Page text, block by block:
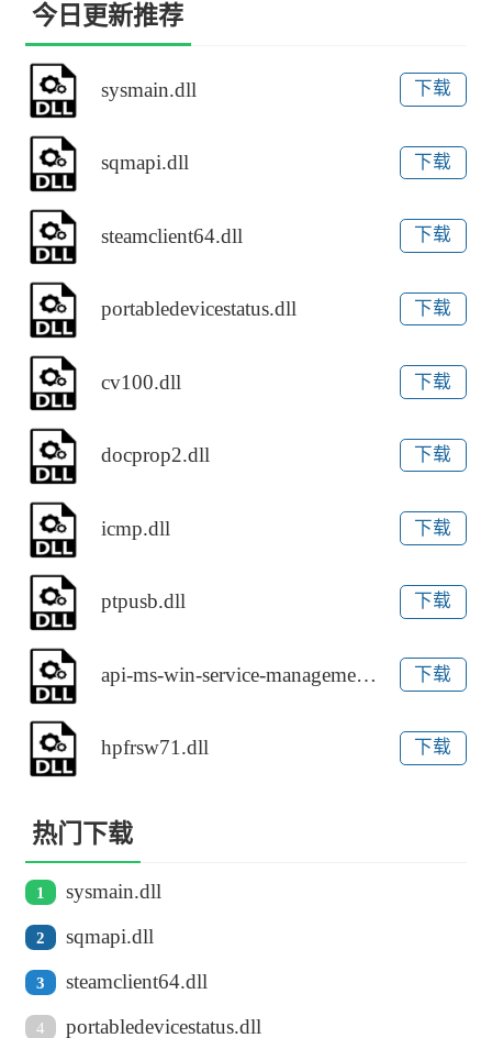
今日更新推荐
sysmain.dll 下载
sqmapi.dll 下载
steamclient64.dll 下载
portabledevicestatus.dll 下载
cv100.dll 下载
docprop2.dll 下载
icmp.dll 下载
ptpusb.dll 下载
api-ms-win-service-management-l1-1-0.dll 下载
hpfrsw71.dll 下载
热门下载
1 sysmain.dll
2 sqmapi.dll
3 steamclient64.dll
4 portabledevicestatus.dll